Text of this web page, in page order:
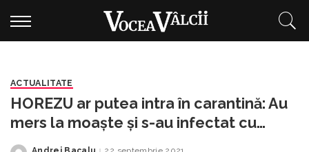
ACTUALITATE
HOREZU ar putea intra în carantină: Au
mers la moaște și s-au infectat cu
COVID-19!